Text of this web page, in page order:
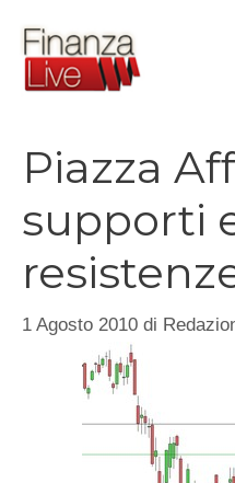
contenuto
Piazza
supporti
1 Agosto 2010 di